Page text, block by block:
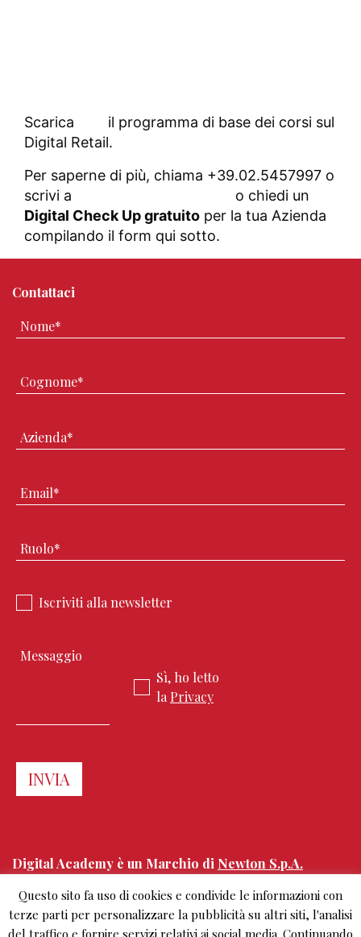
Scarica
il programma di base dei corsi sul
Digital Retail.
Per saperne di più, chiama +39.02.5457997 o
scrivi a
o chiedi un
Digital Check Up gratuito per la tua Azienda
compilando il form qui sotto.
Contattaci
Iscriviti alla newsletter
Sì, ho letto
laPrivacy
Digital Academy è un Marchio di Newton S.p.A.
Corso Sempione 68
20154 Milano, Italy
Questo sito fa uso di cookies e condivide le informazioni con
terze parti per personalizzare la pubblicità su altri siti, l'analisi
del traffico e fornire servizi relativi ai social media. Continuando